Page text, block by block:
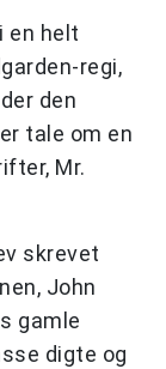
en helt
regi,
den
tale om en
Mr.
skrevet
John
gamle
digte og